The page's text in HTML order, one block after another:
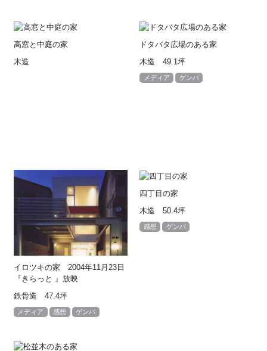
高窓と中庭の家
木造
ドタバタ広場のある家
木造 49.1坪
メディア ゲンバ
イロツキの家 2004年11月23日
『きらっと 』放映
鉄骨造 47.4坪
メディア 感想 ゲンバ
四丁目の家
木造 50.4坪
感想 ゲンバ